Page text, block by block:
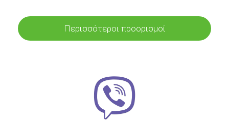
Περισσότεροι προορισμοί